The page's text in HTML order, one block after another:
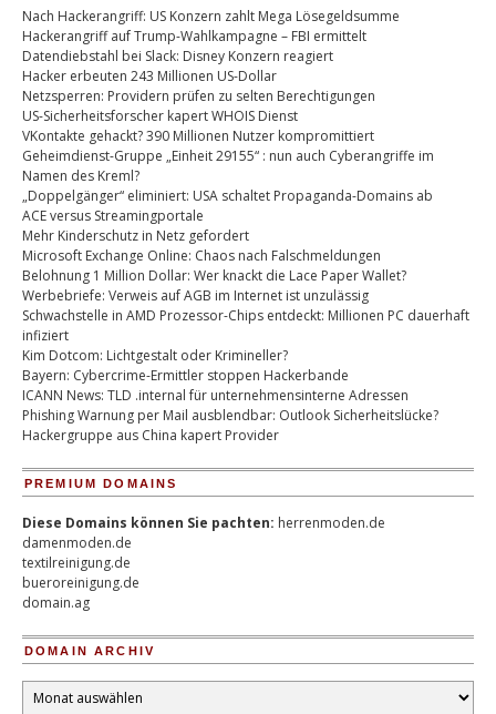
Nach Hackerangriff: US Konzern zahlt Mega Lösegeldsumme
Hackerangriff auf Trump-Wahlkampagne – FBI ermittelt
Datendiebstahl bei Slack: Disney Konzern reagiert
Hacker erbeuten 243 Millionen US-Dollar
Netzsperren: Providern prüfen zu selten Berechtigungen
US-Sicherheitsforscher kapert WHOIS Dienst
VKontakte gehackt? 390 Millionen Nutzer kompromittiert
Geheimdienst-Gruppe „Einheit 29155“ : nun auch Cyberangriffe im
Namen des Kreml?
„Doppelgänger“ eliminiert: USA schaltet Propaganda-Domains ab
ACE versus Streamingportale
Mehr Kinderschutz in Netz gefordert
Microsoft Exchange Online: Chaos nach Falschmeldungen
Belohnung 1 Million Dollar: Wer knackt die Lace Paper Wallet?
Werbebriefe: Verweis auf AGB im Internet ist unzulässig
Schwachstelle in AMD Prozessor-Chips entdeckt: Millionen PC dauerhaft
infiziert
Kim Dotcom: Lichtgestalt oder Krimineller?
Bayern: Cybercrime-Ermittler stoppen Hackerbande
ICANN News: TLD .internal für unternehmensinterne Adressen
Phishing Warnung per Mail ausblendbar: Outlook Sicherheitslücke?
Hackergruppe aus China kapert Provider
PREMIUM DOMAINS
Diese Domains können Sie pachten: herrenmoden.de
damenmoden.de
textilreinigung.de
bueroreinigung.de
domain.ag
DOMAIN ARCHIV
Domain
Archiv